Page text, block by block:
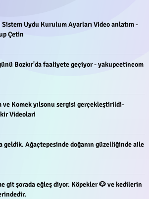
Uydu Kurulum Ayarları Video anlatım -
Çetin
Bozkır'da faaliyete geçiyor - yakupcetincom
ve Komek yılsonu sergisi gerçekleştirildi-
Videolari
geldik. Ağaçtepesinde doğanın güzelliğinde aile
git şorada eğleş diyor. Köpekler 🐶 ve kedilerin